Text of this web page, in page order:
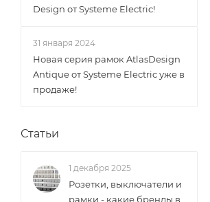
Design от Systeme Electric!
31 января 2024
Новая серия рамок AtlasDesign
Antique от Systeme Electric уже в
продаже!
Статьи
1 декабря 2025
Розетки, выключатели и
рамки - какие бренды в